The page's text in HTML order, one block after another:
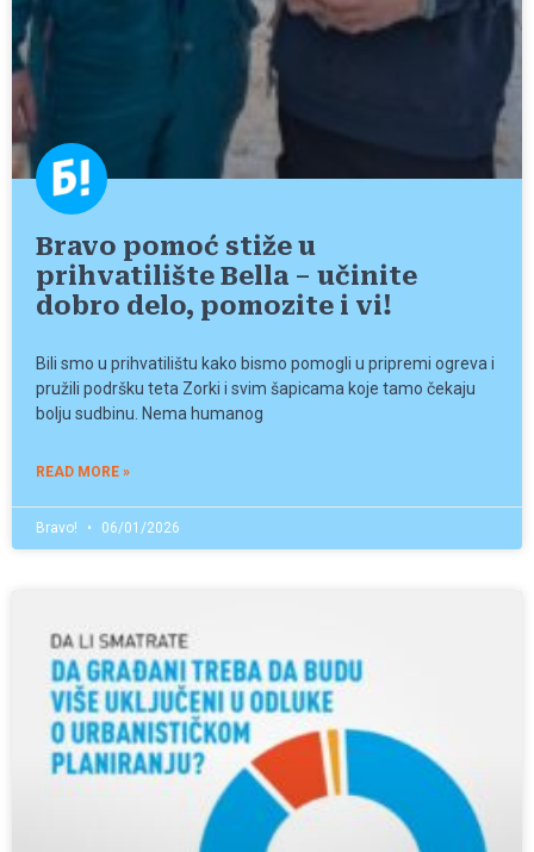
Bravo pomoć stiže u
prihvatilište Bella – učinite
dobro delo, pomozite i vi!
Bili smo u prihvatilištu kako bismo pomogli u pripremi ogreva i
pružili podršku teta Zorki i svim šapicama koje tamo čekaju
bolju sudbinu. Nema humanog
READ MORE »
Bravo! 06/01/2026